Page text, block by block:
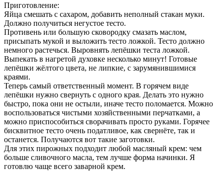
Приготовление:
Яйца смешать с сахаром, добавить неполный стакан муки.
Должно получиться негустое тесто.
Противень или большую сковородку смазать маслом,
присыпать мукой и выложить тесто ложкой. Тесто должно
немного растечься. Выровнять лепёшки теста ложкой.
Выпекать в нагретой духовке несколько минут! Готовые
лепёшки жёлтого цвета, не липкие, с зарумянившимися
краями.
Теперь самый ответственный момент. В горячем виде
лепёшки нужно свернуть с одного края. Делать это нужно
быстро, пока они не остыли, иначе тесто поломается. Можно
воспользоваться чистыми хозяйственными перчатками, а
можно приспособиться сворачивать просто руками. Горячее
бисквитное тесто очень податливое, как свернёте, так и
останется. Получаются вот такие заготовки.
Для этих пирожных подходит любой масляный крем: чем
больше сливочного масла, тем лучше форма начинки. Я
готовлю чаще всего заварной крем.